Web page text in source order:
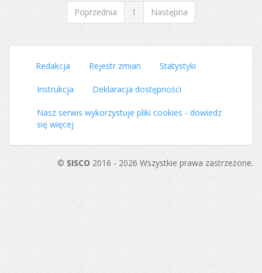
Poprzednia
1 Następna
Redakcja Rejestr zmian Statystyki
Instrukcja Deklaracja dostępności
Nasz serwis wykorzystuje pliki cookies - dowiedz
się więcej
© SISCO 2016 - 2026 Wszystkie prawa zastrzeżone.